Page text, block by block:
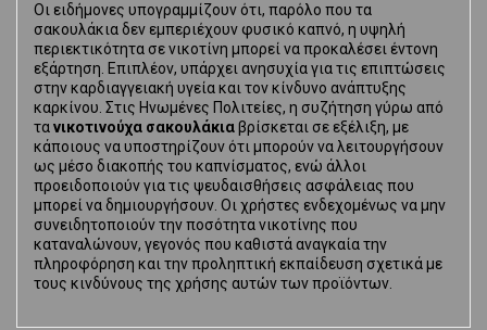
Οι ειδήμονες υπογραμμίζουν ότι, παρόλο που τα
σακουλάκια δεν εμπεριέχουν φυσικό καπνό, η υψηλή
περιεκτικότητα σε νικοτίνη μπορεί να προκαλέσει έντονη
εξάρτηση. Επιπλέον, υπάρχει ανησυχία για τις επιπτώσεις
στην καρδιαγγειακή υγεία και τον κίνδυνο ανάπτυξης
καρκίνου. Στις Ηνωμένες Πολιτείες, η συζήτηση γύρω από
τανικοτινούχα σακουλάκιαβρίσκεται σε εξέλιξη, με
κάποιους να υποστηρίζουν ότι μπορούν να λειτουργήσουν
ως μέσο διακοπής του καπνίσματος, ενώ άλλοι
προειδοποιούν για τις ψευδαισθήσεις ασφάλειας που
μπορεί να δημιουργήσουν. Οι χρήστες ενδεχομένως να μην
συνειδητοποιούν την ποσότητα νικοτίνης που
καταναλώνουν, γεγονός που καθιστά αναγκαία την
πληροφόρηση και την προληπτική εκπαίδευση σχετικά με
τους κινδύνους της χρήσης αυτών των προϊόντων.